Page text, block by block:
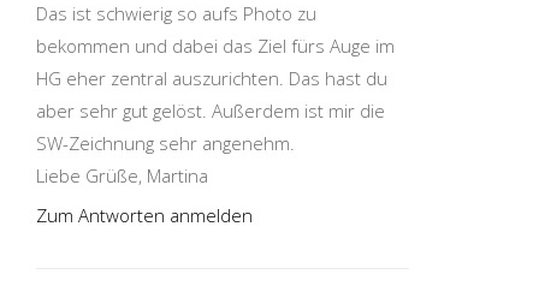
Das ist schwierig so aufs Photo zu
bekommen und dabei das Ziel fürs Auge im
HG eher zentral auszurichten. Das hast du
aber sehr gut gelöst. Außerdem ist mir die
SW-Zeichnung sehr angenehm.
Liebe Grüße, Martina
Zum Antworten anmelden